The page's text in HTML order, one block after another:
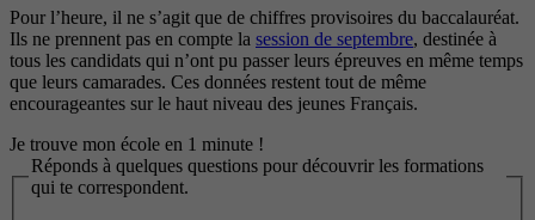
Pour l’heure, il ne s’agit que de chiffres provisoires du baccalauréat.
Ils ne prennent pas en compte la session de septembre, destinée à
tous les candidats qui n’ont pu passer leurs épreuves en même temps
que leurs camarades. Ces données restent tout de même
encourageantes sur le haut niveau des jeunes Français.
Je trouve mon école en 1 minute !
Réponds à quelques questions pour découvrir les formations
qui te correspondent.